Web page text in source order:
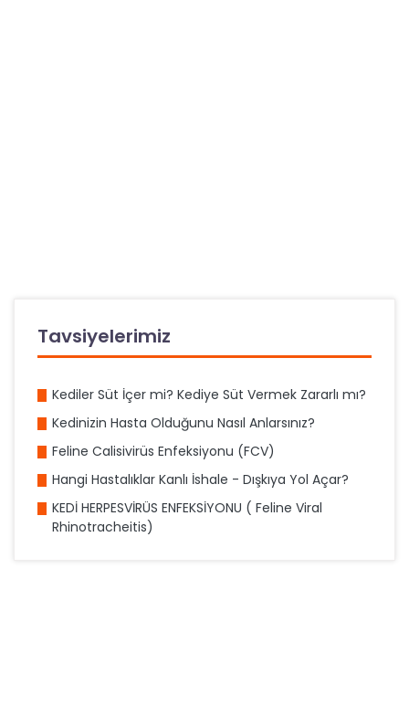
Tavsiyelerimiz
Kediler Süt İçer mi? Kediye Süt Vermek Zararlı mı?
Kedinizin Hasta Olduğunu Nasıl Anlarsınız?
Feline Calisivirüs Enfeksiyonu (FCV)
Hangi Hastalıklar Kanlı İshale - Dışkıya Yol Açar?
KEDİ HERPESVİRÜS ENFEKSİYONU ( Feline Viral
Rhinotracheitis)